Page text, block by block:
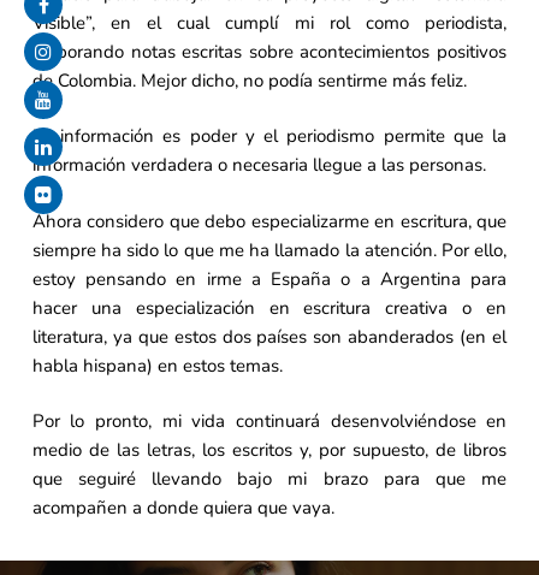
Visible”, en el cual cumplí mi rol como periodista,
elaborando notas escritas sobre acontecimientos positivos
de Colombia. Mejor dicho, no podía sentirme más feliz.
La información es poder y el periodismo permite que la
información verdadera o necesaria llegue a las personas.
Ahora considero que debo especializarme en escritura, que
siempre ha sido lo que me ha llamado la atención. Por ello,
estoy pensando en irme a España o a Argentina para
hacer una especialización en escritura creativa o en
literatura, ya que estos dos países son abanderados (en el
habla hispana) en estos temas.
Por lo pronto, mi vida continuará desenvolviéndose en
medio de las letras, los escritos y, por supuesto, de libros
que seguiré llevando bajo mi brazo para que me
acompañen a donde quiera que vaya.